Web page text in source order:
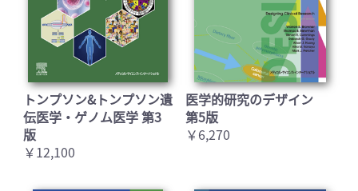
トンプソン&トンプソン遺
伝医学・ゲノム医学 第3
版
￥12,100
医学的研究のデザイン
第5版
￥6,270